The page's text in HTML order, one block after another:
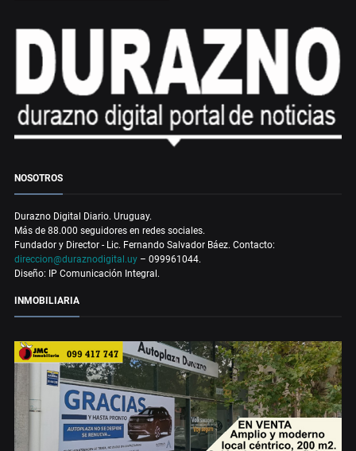
NOSOTROS
Durazno Digital Diario. Uruguay.
Más de 88.000 seguidores en redes sociales.
Fundador y Director - Lic. Fernando Salvador Báez. Contacto:
direccion@duraznodigital.uy – 099961044.
Diseño: IP Comunicación Integral.
INMOBILIARIA